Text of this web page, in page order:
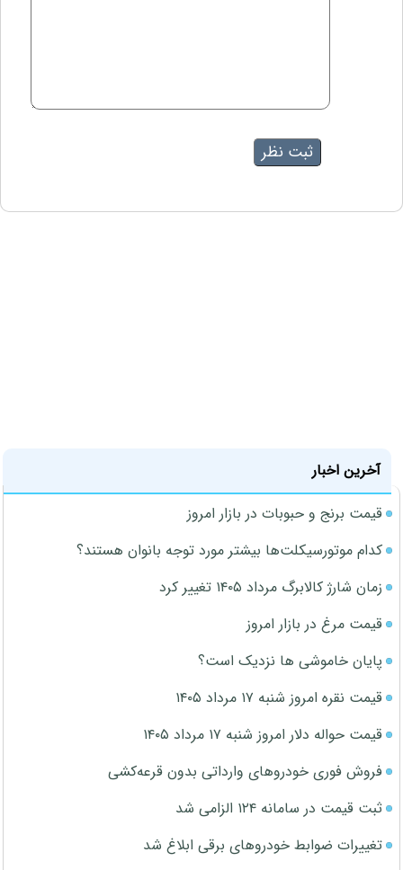
آخرین اخبار
قیمت برنج و حبوبات در بازار امروز
کدام موتورسیکلت‌ها بیشتر مورد توجه بانوان هستند؟
زمان شارژ کالابرگ مرداد ۱۴۰۵ تغییر کرد
قیمت مرغ در بازار امروز
پایان خاموشی ها نزدیک است؟
قیمت نقره امروز شنبه ۱۷ مرداد ۱۴۰۵
قیمت حواله دلار امروز شنبه ۱۷ مرداد ۱۴۰۵
فروش فوری خودروهای وارداتی بدون قرعه‌کشی
ثبت قیمت در سامانه ۱۲۴ الزامی شد
تغییرات ضوابط خودروهای برقی ابلاغ شد